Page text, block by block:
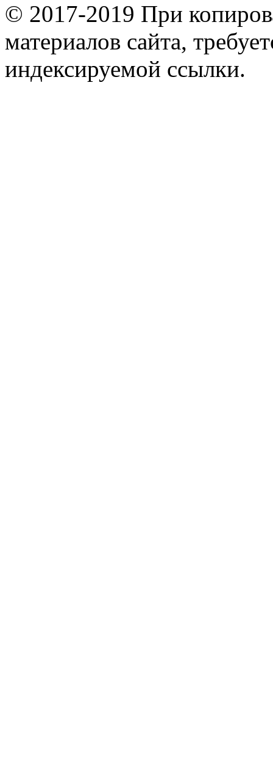
© 2017-2019 При
материалов сайта,
индексируемой ссылки.